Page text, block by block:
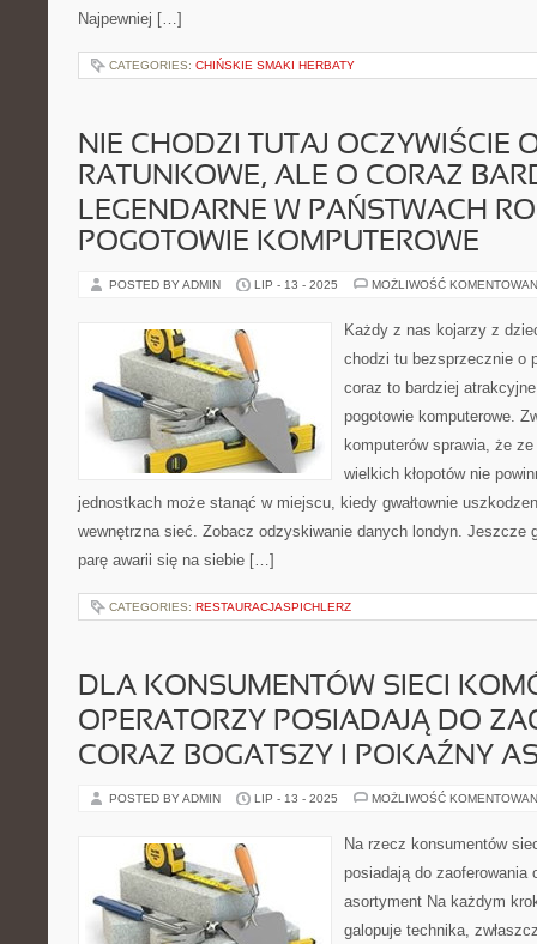
Najpewniej […]
CATEGORIES: CHIŃSKIE SMAKI HERBATY
NIE CHODZI TUTAJ OCZYWIŚCIE
RATUNKOWE, ALE O CORAZ
LEGENDARNE W PAŃSTWACH
POGOTOWIE KOMPUTEROWE
POSTED BY ADMIN LIP - 13 - 2025 MOŻLIWOŚĆ
Każdy z nas kojarzy z
chodzi tu bezsprzecznie o
coraz to bardziej
pogotowie komputerowe.
komputerów sprawia, że
wielkich kłopotów nie
jednostkach może stanąć w miejscu, kiedy gwałtownie
wewnętrzna sieć. Zobacz odzyskiwanie danych londyn. Jeszcze
parę awarii się na siebie […]
CATEGORIES: RESTAURACJASPICHLERZ
DLA KONSUMENTÓW SIECI
OPERATORZY POSIADAJĄ DO
CORAZ BOGATSZY I POKAŹNY
POSTED BY ADMIN LIP - 13 - 2025 MOŻLIWOŚĆ
Na rzecz konsumentów
posiadają do
asortyment Na każdym
galopuje technika,